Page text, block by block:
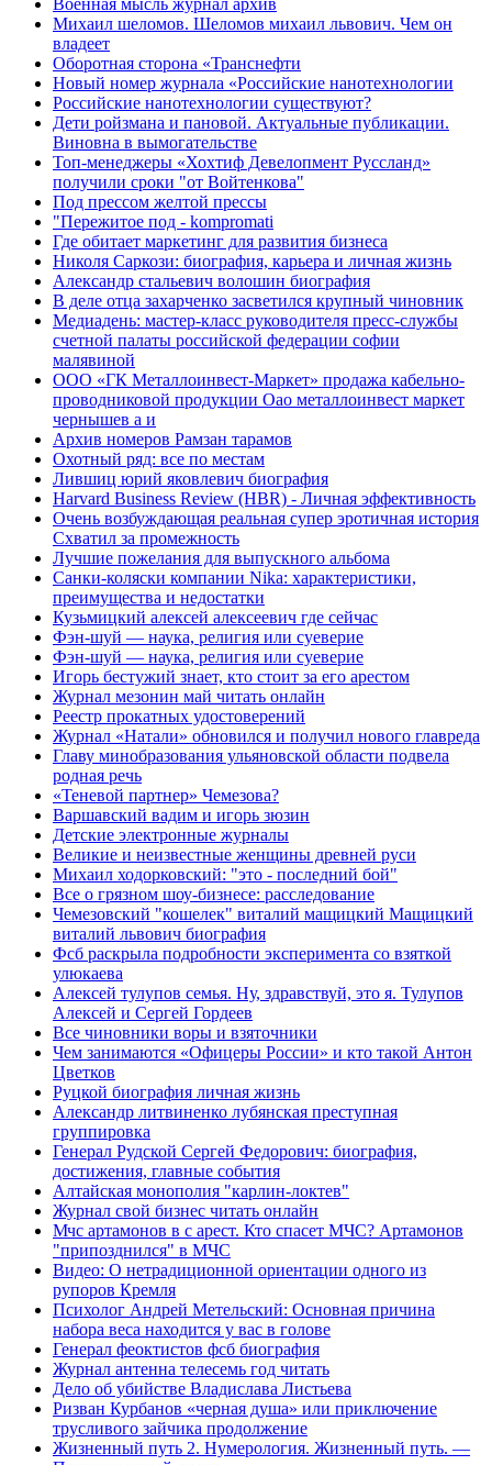
Военная мысль журнал архив
Михаил шеломов. Шеломов михаил львович. Чем он
владеет
Оборотная сторона «Транснефти
Новый номер журнала «Российские нанотехнологии
Российские нанотехнологии существуют?
Дети ройзмана и пановой. Актуальные публикации.
Виновна в вымогательстве
Топ-менеджеры «Хохтиф Девелопмент Руссланд»
получили сроки "от Войтенкова"
Под прессом желтой прессы
"Пережитое под - kompromati
Где обитает маркетинг для развития бизнеса
Николя Саркози: биография, карьера и личная жизнь
Александр стальевич волошин биография
В деле отца захарченко засветился крупный чиновник
Медиадень: мастер-класс руководителя пресс-службы
счетной палаты российской федерации софии
малявиной
ООО «ГК Металлоинвест-Маркет» продажа кабельно-
проводниковой продукции Оао металлоинвест маркет
чернышев а и
Архив номеров Рамзан тарамов
Охотный ряд: все по местам
Лившиц юрий яковлевич биография
Harvard Business Review (HBR) - Личная эффективность
Очень возбуждающая реальная супер эротичная история
Схватил за промежность
Лучшие пожелания для выпускного альбома
Санки-коляски компании Nika: характеристики,
преимущества и недостатки
Кузьмицкий алексей алексеевич где сейчас
Фэн-шуй — наука, религия или суеверие
Фэн-шуй — наука, религия или суеверие
Игорь бестужий знает, кто стоит за его арестом
Журнал мезонин май читать онлайн
Реестр прокатных удостоверений
Журнал «Натали» обновился и получил нового главреда
Главу минобразования ульяновской области подвела
родная речь
«Теневой партнер» Чемезова?
Варшавский вадим и игорь зюзин
Детские электронные журналы
Великие и неизвестные женщины древней руси
Михаил ходорковский: "это - последний бой"
Все о грязном шоу-бизнесе: расследование
Чемезовский "кошелек" виталий мащицкий Мащицкий
виталий львович биография
Фсб раскрыла подробности эксперимента со взяткой
улюкаева
Алексей тулупов семья. Ну, здравствуй, это я. Тулупов
Алексей и Сергей Гордеев
Все чиновники воры и взяточники
Чем занимаются «Офицеры России» и кто такой Антон
Цветков
Руцкой биография личная жизнь
Александр литвиненко лубянская преступная
группировка
Генерал Рудской Сергей Федорович: биография,
достижения, главные события
Алтайская монополия "карлин-локтев"
Журнал свой бизнес читать онлайн
Мчс артамонов в с арест. Кто спасет МЧС? Артамонов
"припозднился" в МЧС
Видео: О нетрадиционной ориентации одного из
рупоров Кремля
Психолог Андрей Метельский: Основная причина
набора веса находится у вас в голове
Генерал феоктистов фсб биография
Журнал антенна телесемь год читать
Дело об убийстве Владислава Листьева
Ризван Курбанов «черная душа» или приключение
трусливого зайчика продолжение
Жизненный путь 2. Нумерология. Жизненный путь. —